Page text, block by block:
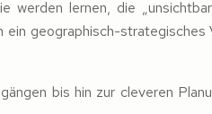
werden lernen, die
geographisch-
bis hin zur cleveren